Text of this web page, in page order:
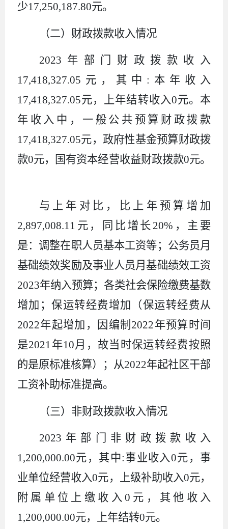
少17,250,187.80元。
（二）财政拨款收入情况
2023 年部门财政拨款收入
17,418,327.05 元，其中 : 本年收入
17,418,327.05元，上年结转收入0元。本
年收入中，一般公共预算财政拨款
17,418,327.05元，政府性基金预算财政拨
款0元，国有资本经营收益财政拨款0元。
与上年对比，比上年预算增加
2,897,008.11 元，同比增长 20% ，主要
是：调整在职人员基本工资等；公务员月
基础绩效奖励及事业人员月基础绩效工资
2023年纳入预算；各类社会保险缴费基数
增加；保运转经费增加（保运转经费从
2022年起增加，因编制 2022年预算时间
是2021年10月，故当时保运转经费按照
的是原标准核算）；从2022年起社区干部
工资补助标准提高。
（三） 非财政拨款收入情况
2023 年部门非财政拨款收入
1,200,000.00元，其中:事业收入0元，事
业单位经营收入0元，上级补助收入0元，
附属单位上缴收入 0 元，其他收入
1,200,000.00元，上年结转0元。